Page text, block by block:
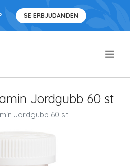
SE ERBJUDANDEN
Jordgubb 60 st
Jordgubb 60 st